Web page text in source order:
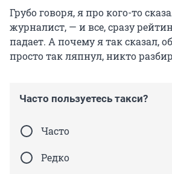
Грубо говоря, я про кого-то
журналист, — и все, сразу
падает. А почему я так сказал,
просто так ляпнул, никто
Часто пользуетесь такси?
Часто
Редко